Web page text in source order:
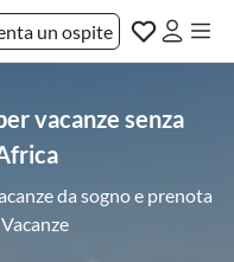
un ospite
vacanze senza
da sogno e prenota